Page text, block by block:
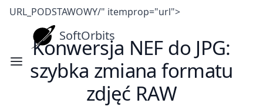
URL_PODSTAWOWY/" itemprop="url">
SoftOrbits
Konwersja NEF do JPG:
szybka zmiana formatu
zdjęć RAW